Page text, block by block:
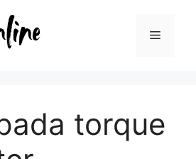
Menu
torque